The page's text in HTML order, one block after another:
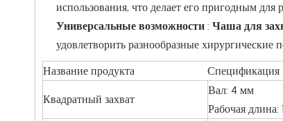
использования, что делает его пригодным
Универсальные возможности : Чаша для
удовлетворить разнообразные хирургические
Название продукта
Спецификация
Квадратный захват
Вал: 4 мм
Рабочая длина: